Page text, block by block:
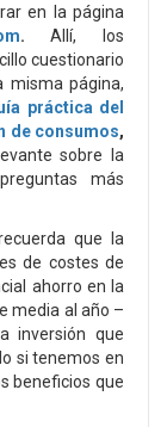
en la página
. Allí, los
cuestionario
misma página,
práctica del
de consumos,
sobre la
más
que la
de costes de
ahorro en la
media al año –
inversión que
si tenemos en
beneficios que